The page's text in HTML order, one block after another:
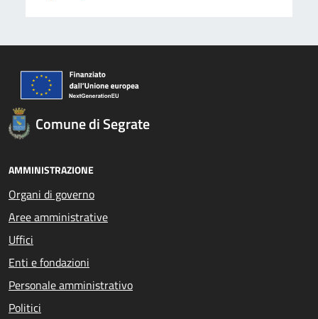
Comune di Segrate
AMMINISTRAZIONE
Organi di governo
Aree amministrative
Uffici
Enti e fondazioni
Personale amministrativo
Politici